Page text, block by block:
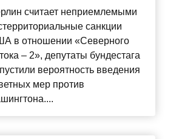
считает неприемлемыми
санкции
в отношении «Северного
– 2», депутаты бундестага
вероятность введения
мер против